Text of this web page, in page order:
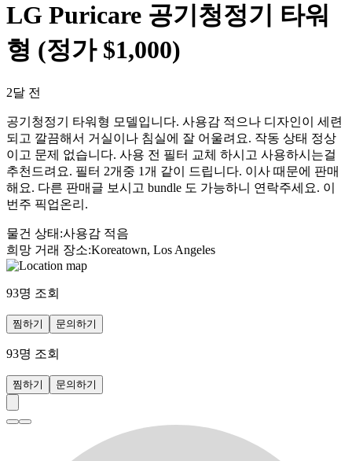
LG Puricare 공기청정기 타워
형 (정가 $1,000)
2달 전
공기청정기 타워형 모델입니다. 사용감 적으나 디자인이 세련
되고 깔끔해서 거실이나 침실에 잘 어울려요. 작동 상태 정상
이고 문제 없습니다. 사용 전 필터 교체 하시고 사용하시는걸
추천드려요. 필터 2개중 1개 같이 드립니다. 이사 때문에 판매
해요. 다른 판매글 보시고 bundle 도 가능하니 연락주세요. 이
번주 픽업온리.
물건 상태 :사용감 적음
희망 거래 장소:Koreatown, Los Angeles
93명 조회
찜하기 문의하기
93명 조회
찜하기 문의하기